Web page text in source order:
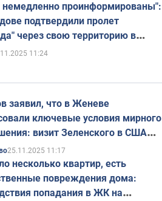
проинформированы":
подтвердили пролет
через свою территорию в
11:24
заявил, что в Женеве
ключевые условия мирного
визит Зеленского в США
в ноябре
25.11.2025 11:17
несколько квартир, есть
повреждения дома:
попадания в ЖК на